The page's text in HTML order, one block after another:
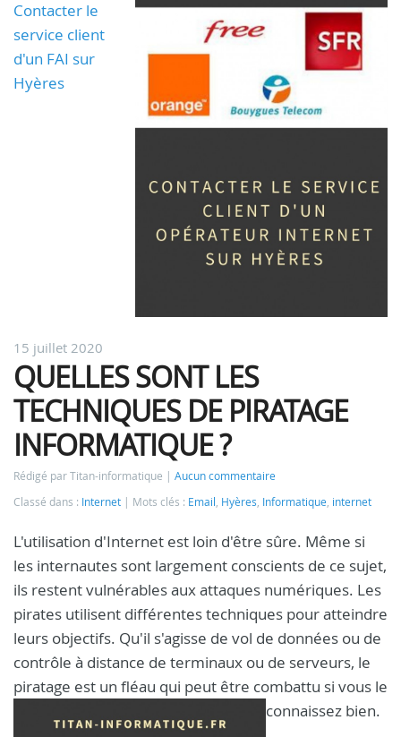
Contacter le
service client
d'un FAI sur
Hyères
15 juillet 2020
QUELLES SONT LES
TECHNIQUES DE PIRATAGE
INFORMATIQUE ?
Rédigé par Titan-informatique
Aucun commentaire
Classé dans : Internet Mots clés : Email Hyères Informatique internet
L'utilisation d'Internet est loin d'être sûre. Même si
les internautes sont largement conscients de ce sujet,
ils restent vulnérables aux attaques numériques. Les
pirates utilisent différentes techniques pour atteindre
leurs objectifs. Qu'il s'agisse de vol de données ou de
contrôle à distance de terminaux ou de serveurs, le
piratage est un fléau qui peut être combattu si vous le
connaissez bien.